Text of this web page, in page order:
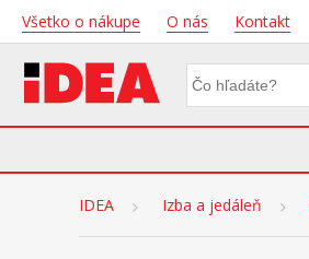
Všetko o nákupe O nás Kontakt
IDEA Izba a jedáleň